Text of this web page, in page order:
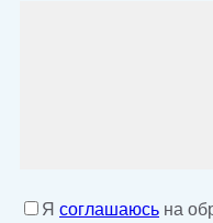
Я соглашаюсь на